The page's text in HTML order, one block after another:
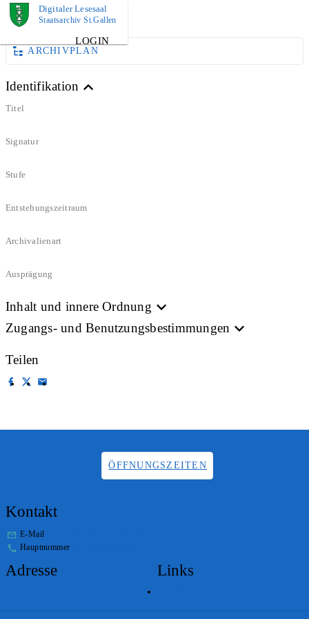
Digitaler Lesesaal
Staatsarchiv St.Gallen
LOGIN
DOKUMENT
ARCHIVPLAN
Identifikation
Titel
Signatur
Stufe
Entstehungszeitraum
Archivalienart
Ausprägung
Inhalt und innere Ordnung
Zugangs- und Benutzungsbestimmungen
Teilen
ÖFFNUNGSZEITEN
Kontakt
E-Mail
Hauptnummer
Adresse Links